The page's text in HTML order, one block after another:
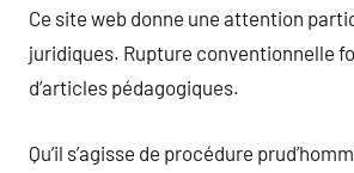
Ce site web donne une attention
juridiques. Rupture conventionnelle
d’articles pédagogiques.
Qu’il s’agisse de procédure